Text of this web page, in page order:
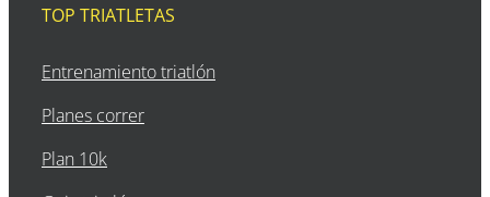
TOP TRIATLETAS
Entrenamiento triatlón
Planes correr
Plan 10k